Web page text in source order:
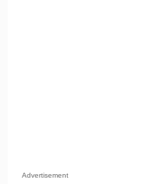
Advertisement